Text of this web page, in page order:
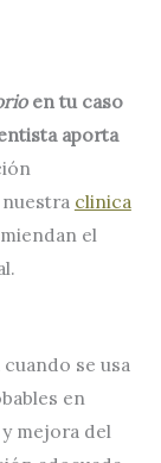
en tu caso
aporta
clinica
el
se usa
en
mejora del